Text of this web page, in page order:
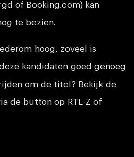
of Booking.com) kan
te bezien.
hoog, zoveel is
kandidaten goed genoeg
om de titel? Bekijk de
de button op RTL-Z of